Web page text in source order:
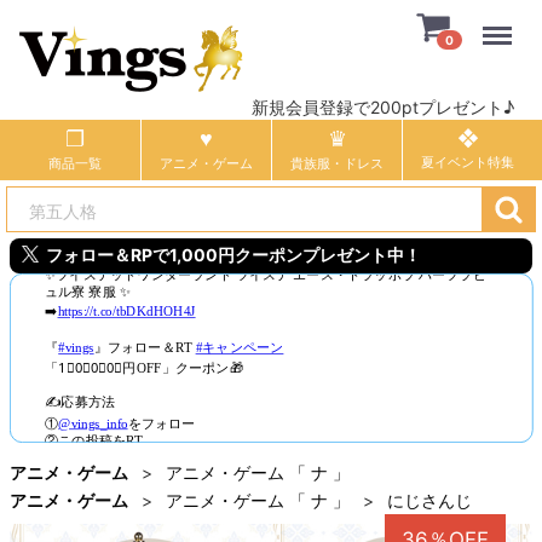
新規会員登録で200ptプレゼント♪
0
商品一覧 アニメ・ゲーム 貴族服・ドレス
フォロー＆RPで1,000円クーポンプレゼント中！
アニメ・ゲーム
アニメ・ゲーム 「 ナ 」
アニメ・ゲーム
アニメ・ゲーム 「 ナ 」 にじさんじ